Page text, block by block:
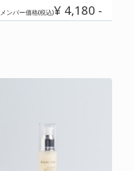
メンバー価格(税込)¥ 4,180 -